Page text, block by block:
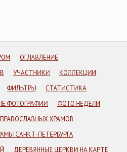
ОГЛАВЛЕНИЕ
УЧАСТНИКИ
КОЛЛЕКЦИИ
ФИЛЬТРЫ
СТАТИСТИКА
ФОТОГРАФИИ
ФОТО НЕДЕЛИ
ХРАМОВ
САНКТ-ПЕТЕРБУРГА
ДЕРЕВЯННЫЕ ЦЕРКВИ НА КАРТЕ